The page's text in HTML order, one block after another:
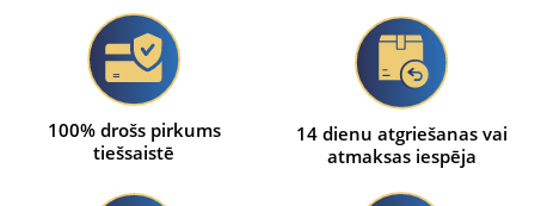
100% drošs pirkums
tiešsaistē
14 dienu atgriešanas vai
atmaksas iespēja